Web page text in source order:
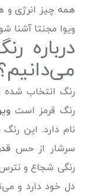
همه چیز انرژی و
ویوا مجنتا آشنا
رنگ انتخاب
رنگ قرمز است
نام دارد. این
سرشار از حس
رنگی شجاع و
دل خود دارد و